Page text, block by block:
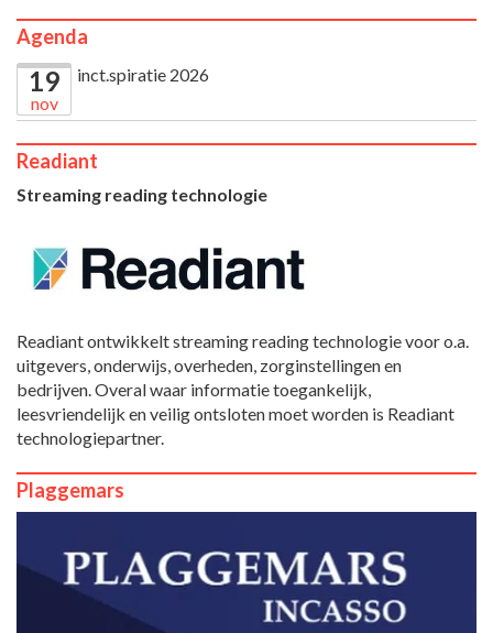
Agenda
19
nov
inct.spiratie 2026
Readiant
Streaming reading technologie
Readiant ontwikkelt streaming reading technologie voor o.a.
uitgevers, onderwijs, overheden, zorginstellingen en
bedrijven. Overal waar informatie toegankelijk,
leesvriendelijk en veilig ontsloten moet worden is Readiant
technologiepartner.
Plaggemars